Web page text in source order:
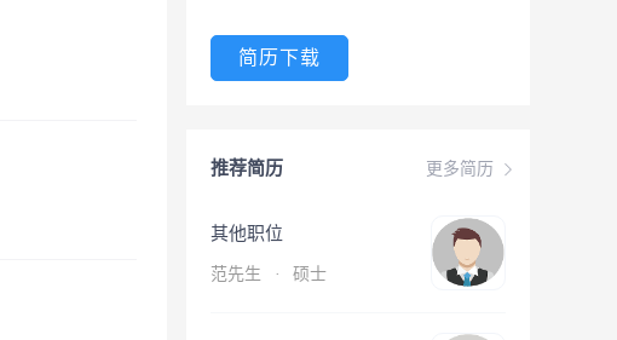
简历下载
更多简历
推荐简历
其他职位
范先生 · 硕士